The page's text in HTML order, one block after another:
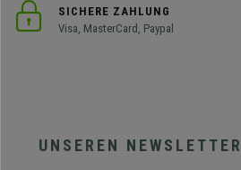
SICHERE ZAHLUNG
Visa, MasterCard, Paypal
UNSEREN